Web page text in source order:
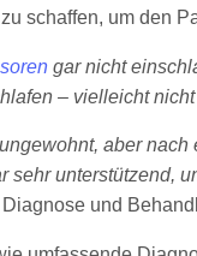
schaffen, um den
gar nicht
– vielleicht
aber
unterstützend,
und